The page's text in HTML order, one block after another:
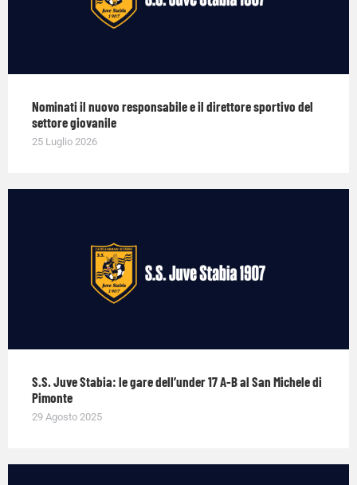
Nominati il nuovo responsabile e il direttore sportivo del
settore giovanile
25 Luglio 2026
S.S. Juve Stabia: le gare dell’under 17 A-B al San Michele di
Pimonte
29 Agosto 2025